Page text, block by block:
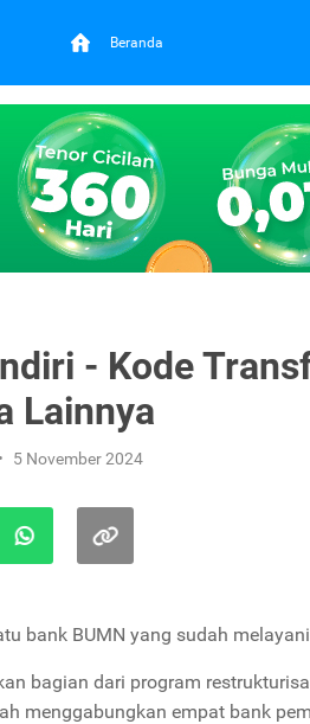
Beranda
- Kode
Lainnya
5 November 2024
bank BUMN yang sudah
bagian dari program
menggabungkan empat bank